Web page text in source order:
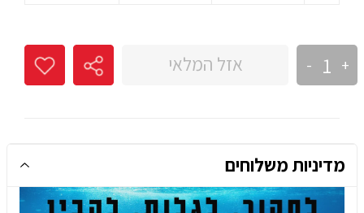
אזל המלאי +
-
מדיניות משלוחים